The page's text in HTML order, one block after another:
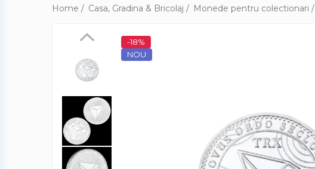
Portofele smart
Aparate & Accesorii ingrijire
Articole Sanatate & Wellness
Cosmetice & Produse ingrijire
Parfumuri cu feromoni
Periute dinti
Produse albire si curatare dinti
Home / Casa, Gradina & Bricolaj / Monede pentru colectionari /
-18%
NOU